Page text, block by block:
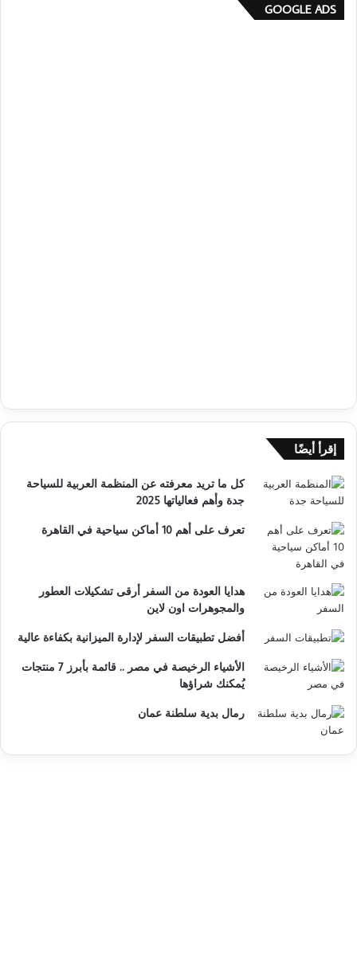
GOOGLE ADS
إقرأ أيضًا
كل ما تريد معرفته عن المنظمة العربية للسياحة
جدة وأهم فعالياتها 2025
تعرف على أهم 10 أماكن سياحية في القاهرة
هدايا العودة من السفر أرقى تشكيلات العطور
والمجوهرات اون لاين
أفضل تطبيقات السفر لإدارة الميزانية بكفاءة عالية
الأشياء الرخيصة في مصر .. قائمة بأبرز 7 منتجات
يُمكنك شراؤها
رمال بدية سلطنة عمان